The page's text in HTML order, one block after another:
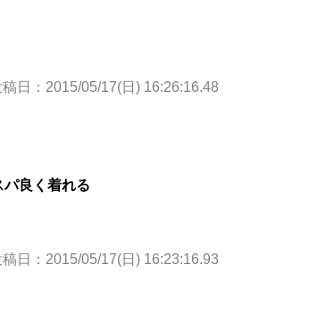
稿日：2015/05/17(日) 16:26:16.48
良く着れる
稿日：2015/05/17(日) 16:23:16.93